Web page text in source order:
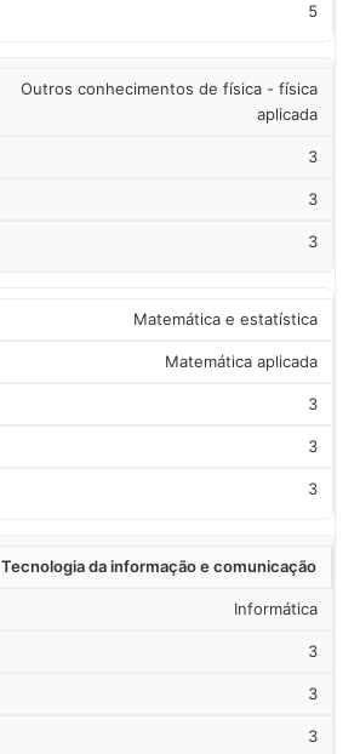
5
Outros conhecimentos de física - física
aplicada
3
3
3
Matemática e estatística
Matemática aplicada
3
3
3
Tecnologia da informação e comunicação
Informática
3
3
3